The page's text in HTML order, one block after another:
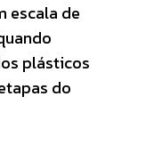
escala de
plásticos
do